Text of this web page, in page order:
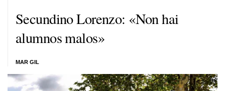
Secundino Lorenzo: «Non hai
alumnos malos»
MAR GIL